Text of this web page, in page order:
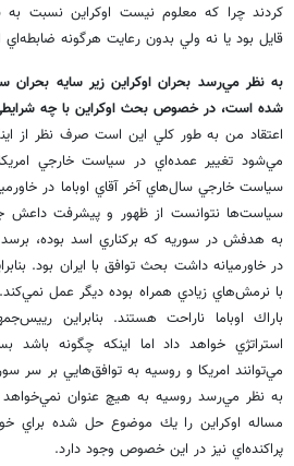
كردند چرا كه معلوم نيست اوكراين نسبت به
قايل بود يا نه ولي بدون رعايت هرگونه
به نظر مي‌رسد بحران اوكراين زير سايه بحران
شده است، در خصوص بحث اوكراين با چه
اعتقاد من به طور كلي اين است صرف نظر از
مي‌شود تغيير عمده‌اي در سياست خارجي
سياست خارجي سال‌هاي آخر آقاي اوباما در
سياست‌ها نتوانست از ظهور و پيشرفت داعش
به هدفش در سوريه كه بركناري اسد بوده، برسد.
در خاورميانه داشت بحث توافق با ايران بود.
با نرمش‌هاي زيادي همراه بوده ديگر عمل
باراك اوباما ناراحت هستند. بنابراين
استراتژي خواهد داد اما اينكه چگونه
مي‌توانند امريكا و روسيه به توافق‌هايي بر سر
به نظر مي‌رسد روسيه به هيچ عنوان نمي‌خواهد
مساله اوكراين را يك موضوع حل شده براي
پراكنده‌اي نيز در اين خصوص وجود دارد.